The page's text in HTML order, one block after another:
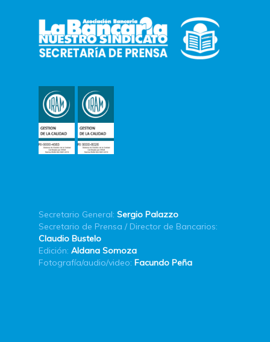
Secretario General: Sergio Palazzo
Secretario de Prensa / Director de Bancarios:
Claudio Bustelo
Edición: Aldana Somoza
Fotografía/audio/video: Facundo Peña